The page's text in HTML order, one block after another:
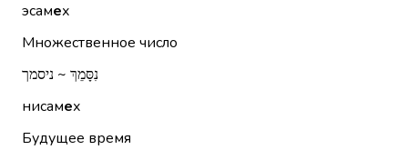
эсамех
Множественное число
נִסָּמֵךְ ~ ניסמך
нисамех
Будущее время